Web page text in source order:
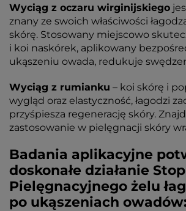
Wyciąg z oczaru wirginijskiego
znany ze swoich właściwości
skórę. Stosowany miejscowo
i koi naskórek, aplikowany
ukąszeniu owada, redukuje
Wyciąg z rumianku – koi skórę i
wygląd oraz elastyczność, łagodzi
przyśpiesza regenerację skóry.
zastosowanie w pielęgnacji skóry
Badania aplikacyjne
doskonałe działanie Stop
Pielęgnacyjnego żelu
po ukąszeniach owadów: